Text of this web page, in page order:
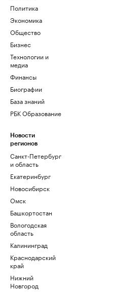
Политика
Экономика
Общество
Бизнес
Технологии и
медиа
Финансы
Биографии
База знаний
РБК Образование
Новости
регионов
Санкт-Петербург
и область
Екатеринбург
Новосибирск
Омск
Башкортостан
Вологодская
область
Калининград
Краснодарский
край
Нижний
Новгород